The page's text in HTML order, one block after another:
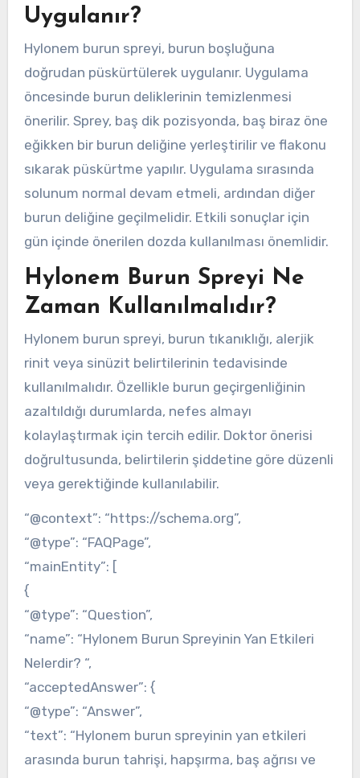
Uygulanır?
Hylonem burun spreyi, burun boşluğuna
doğrudan püskürtülerek uygulanır. Uygulama
öncesinde burun deliklerinin temizlenmesi
önerilir. Sprey, baş dik pozisyonda, baş biraz öne
eğikken bir burun deliğine yerleştirilir ve flakonu
sıkarak püskürtme yapılır. Uygulama sırasında
solunum normal devam etmeli, ardından diğer
burun deliğine geçilmelidir. Etkili sonuçlar için
gün içinde önerilen dozda kullanılması önemlidir.
Hylonem Burun Spreyi Ne
Zaman Kullanılmalıdır?
Hylonem burun spreyi, burun tıkanıklığı, alerjik
rinit veya sinüzit belirtilerinin tedavisinde
kullanılmalıdır. Özellikle burun geçirgenliğinin
azaltıldığı durumlarda, nefes almayı
kolaylaştırmak için tercih edilir. Doktor önerisi
doğrultusunda, belirtilerin şiddetine göre düzenli
veya gerektiğinde kullanılabilir.
“@context”: “https://schema.org”,
“@type”: “FAQPage”,
“mainEntity”: [
{
“@type”: “Question”,
“name”: “Hylonem Burun Spreyinin Yan Etkileri
Nelerdir? “,
“acceptedAnswer”: {
“@type”: “Answer”,
“text”: “Hylonem burun spreyinin yan etkileri
arasında burun tahrişi, hapşırma, baş ağrısı ve